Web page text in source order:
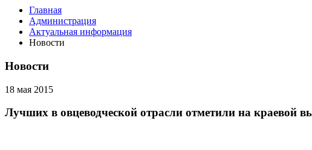
Главная
Администрация
Актуальная информация
Новости
Новости
18 мая 2015
Лучших в овцеводческой отрасли отметили на краевой